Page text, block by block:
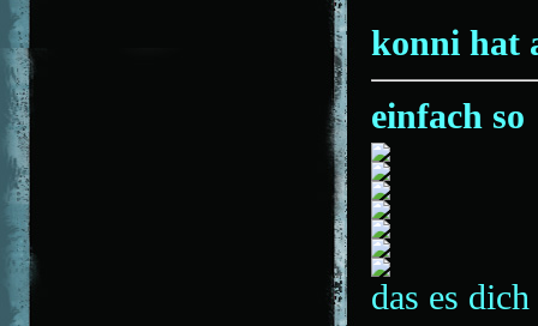
konni hat
einfach so
das es